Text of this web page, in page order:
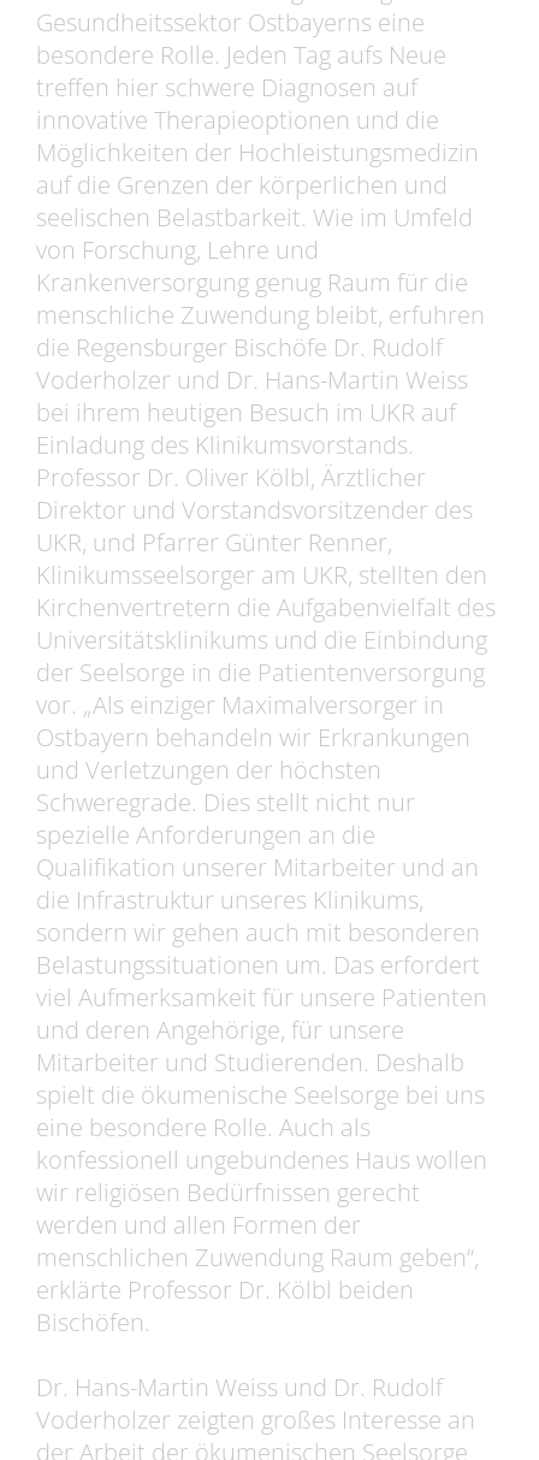
Gesundheitssektor Ostbayerns eine
besondere Rolle. Jeden Tag aufs Neue
treffen hier schwere Diagnosen auf
innovative Therapieoptionen und die
Möglichkeiten der Hochleistungsmedizin
auf die Grenzen der körperlichen und
seelischen Belastbarkeit. Wie im Umfeld
von Forschung, Lehre und
Krankenversorgung genug Raum für die
menschliche Zuwendung bleibt, erfuhren
die Regensburger Bischöfe Dr. Rudolf
Voderholzer und Dr. Hans-Martin Weiss
bei ihrem heutigen Besuch im UKR auf
Einladung des Klinikumsvorstands.
Professor Dr. Oliver Kölbl, Ärztlicher
Direktor und Vorstandsvorsitzender des
UKR, und Pfarrer Günter Renner,
Klinikumsseelsorger am UKR, stellten den
Kirchenvertretern die Aufgabenvielfalt des
Universitätsklinikums und die Einbindung
der Seelsorge in die Patientenversorgung
vor. „Als einziger Maximalversorger in
Ostbayern behandeln wir Erkrankungen
und Verletzungen der höchsten
Schweregrade. Dies stellt nicht nur
spezielle Anforderungen an die
Qualifikation unserer Mitarbeiter und an
die Infrastruktur unseres Klinikums,
sondern wir gehen auch mit besonderen
Belastungssituationen um. Das erfordert
viel Aufmerksamkeit für unsere Patienten
und deren Angehörige, für unsere
Mitarbeiter und Studierenden. Deshalb
spielt die ökumenische Seelsorge bei uns
eine besondere Rolle. Auch als
konfessionell ungebundenes Haus wollen
wir religiösen Bedürfnissen gerecht
werden und allen Formen der
menschlichen Zuwendung Raum geben“,
erklärte Professor Dr. Kölbl beiden
Bischöfen.
Dr. Hans-Martin Weiss und Dr. Rudolf
Voderholzer zeigten großes Interesse an
der Arbeit der ökumenischen Seelsorge